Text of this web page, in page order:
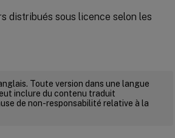
distribués sous licence selon les
Toute version dans une langue
inclure du contenu traduit
de non-responsabilité relative à la